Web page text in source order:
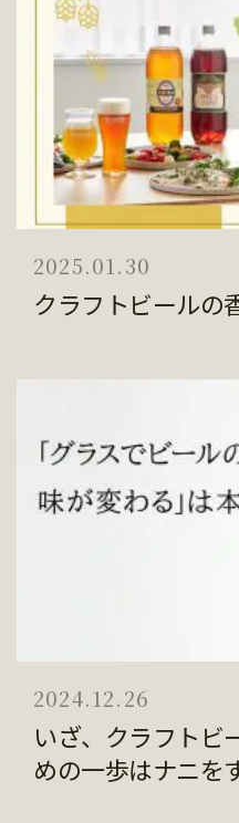
2025.01.30
クラフトビールの
2024.12.26
いざ、クラフト
めの一歩はナニを